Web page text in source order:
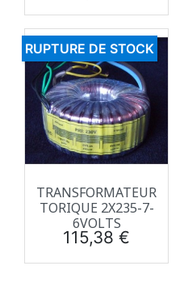
TRANSFORMATEUR
TORIQUE 2X235-7-
6VOLTS
Prix
115,38 €
RUPTURE DE STOCK